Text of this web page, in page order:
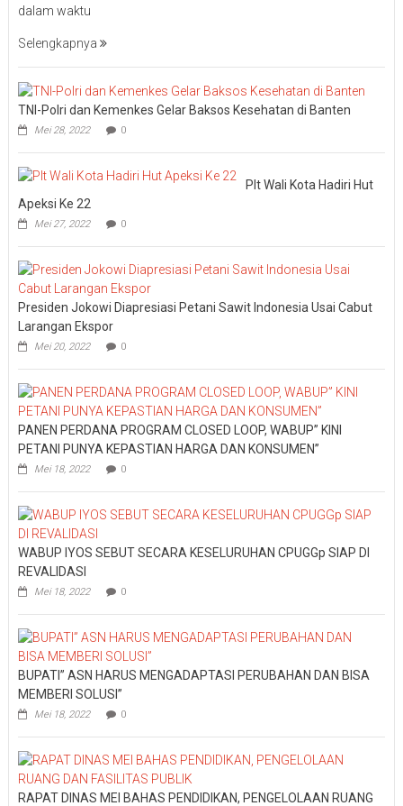
dalam waktu
Selengkapnya
TNI-Polri dan Kemenkes Gelar Baksos Kesehatan di Banten
Mei 28, 2022 0
Plt Wali Kota Hadiri Hut
Apeksi Ke 22
Mei 27, 2022 0
Presiden Jokowi Diapresiasi Petani Sawit Indonesia Usai Cabut
Larangan Ekspor
Mei 20, 2022 0
PANEN PERDANA PROGRAM CLOSED LOOP, WABUP” KINI
PETANI PUNYA KEPASTIAN HARGA DAN KONSUMEN”
Mei 18, 2022 0
WABUP IYOS SEBUT SECARA KESELURUHAN CPUGGp SIAP DI
REVALIDASI
Mei 18, 2022 0
BUPATI” ASN HARUS MENGADAPTASI PERUBAHAN DAN BISA
MEMBERI SOLUSI”
Mei 18, 2022 0
RAPAT DINAS MEI BAHAS PENDIDIKAN, PENGELOLAAN RUANG